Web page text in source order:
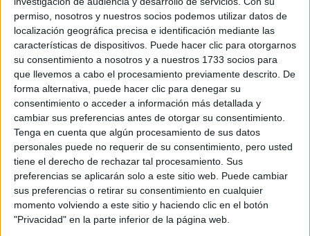
permiso, nosotros y nuestros socios podemos utilizar datos de
localización geográfica precisa e identificación mediante las
características de dispositivos. Puede hacer clic para otorgarnos
su consentimiento a nosotros y a nuestros 1733 socios para
que llevemos a cabo el procesamiento previamente descrito. De
forma alternativa, puede hacer clic para denegar su
consentimiento o acceder a información más detallada y
cambiar sus preferencias antes de otorgar su consentimiento.
Tenga en cuenta que algún procesamiento de sus datos
personales puede no requerir de su consentimiento, pero usted
tiene el derecho de rechazar tal procesamiento. Sus
preferencias se aplicarán solo a este sitio web. Puede cambiar
sus preferencias o retirar su consentimiento en cualquier
momento volviendo a este sitio y haciendo clic en el botón
"Privacidad" en la parte inferior de la página web.
Centro:
Universidad Internacional
de La Rioja
Tipo de centro:
Universidad Privada
Lugar donde se
imparte:
Online
Dirección:
Avda de la Paz, 137
26006 Logroño
La Rioja
Recibir más